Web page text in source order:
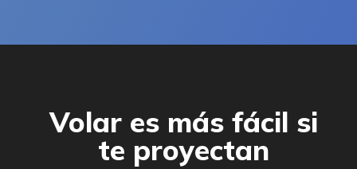
Volar es más fácil si
te proyectan